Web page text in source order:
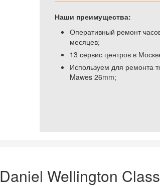
Наши преимущества:
Оперативный ремонт
месяцев;
13 сервис центров в
Используем для ремонта
Mawes 26mm;
Wellington